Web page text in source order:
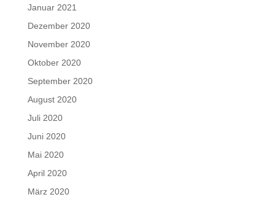
Januar 2021
Dezember 2020
November 2020
Oktober 2020
September 2020
August 2020
Juli 2020
Juni 2020
Mai 2020
April 2020
März 2020